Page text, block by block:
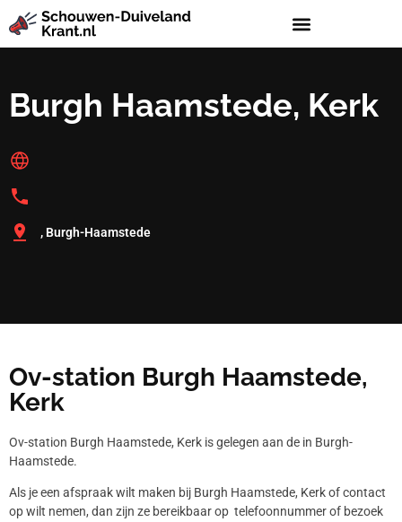
Burgh Haamstede, Kerk
, Burgh-Haamstede
Ov-station Burgh Haamstede,
Kerk
Ov-station Burgh Haamstede, Kerk is gelegen aan de in Burgh-
Haamstede.
Als je een afspraak wilt maken bij Burgh Haamstede, Kerk of contact
op wilt nemen, dan zijn ze bereikbaar op telefoonnummerof bezoek